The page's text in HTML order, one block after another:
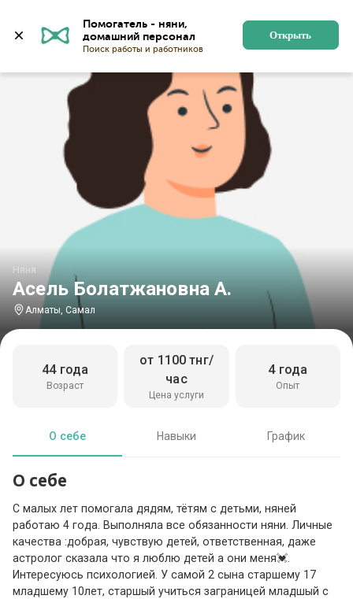
Помогатель - няни,
Поиск работы и работников
Открыть
Асель Болатжановна А.
Няня
Алматы, Самал
Возраст
44 года
Цена услуги
от 1100 тнг/
час
Опыт
4 года
О себе Навыки График
О себе
С малых лет помогала дядям, тётям с детьми, няней
работаю 4 года. Выполняла все обязанности няни. Личные
качества :добрая, чувствую детей, ответственная, даже
астролог сказала что я люблю детей а они меня💓.
Интересуюсь психологией. У самой 2 сына старшему 17
младшему 10лет, старшый учиться заграницей младшый с